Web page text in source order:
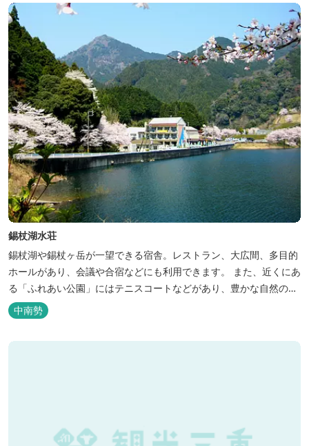
錫杖湖水荘
錫杖湖や錫杖ヶ岳が一望できる宿舎。レストラン、大広間、多目的
ホールがあり、会議や合宿などにも利用できます。 また、近くにあ
る「ふれあい公園」にはテニスコートなどがあり、豊かな自然の中
でのびのびと楽しむことができます。
中南勢